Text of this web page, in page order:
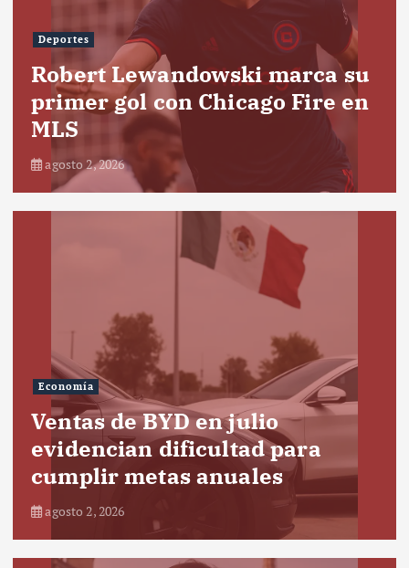
Deportes
Robert Lewandowski marca su
primer gol con Chicago Fire en
MLS
agosto 2, 2026
Economía
Ventas de BYD en julio
evidencian dificultad para
cumplir metas anuales
agosto 2, 2026